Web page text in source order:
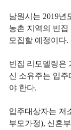
남원시는 2019년
농촌 지역의 빈
모집할 예정이다.
빈집 리모델링은
신 소유주는 입주
야 한다.
입주대상자는 저
부모가정), 신혼